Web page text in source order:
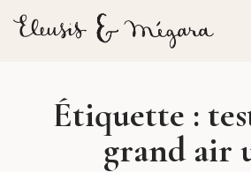
Étiquette :
grand air